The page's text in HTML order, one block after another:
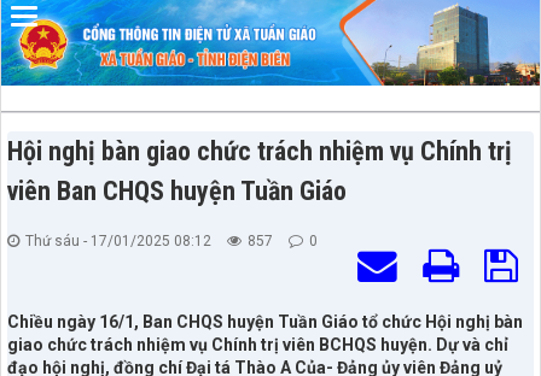
Hội nghị bàn giao chức trách nhiệm vụ Chính trị
viên Ban CHQS huyện Tuần Giáo
Thứ sáu - 17/01/2025 08:12 857 0
Chiều ngày 16/1, Ban CHQS huyện Tuần Giáo tổ chức Hội nghị bàn
giao chức trách nhiệm vụ Chính trị viên BCHQS huyện. Dự và chỉ
đạo hội nghị, đồng chí Đại tá Thào A Của- Đảng ủy viên Đảng uỷ
Đã kết nối EMC